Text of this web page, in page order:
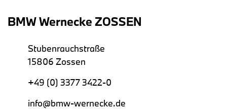
BMW Wernecke ZOSSEN
Stubenrauchstraße
15806 Zossen
+49 (0) 3377 3422-0
info@bmw-wernecke.de